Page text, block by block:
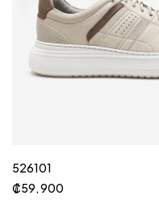
526101
₡59, 900